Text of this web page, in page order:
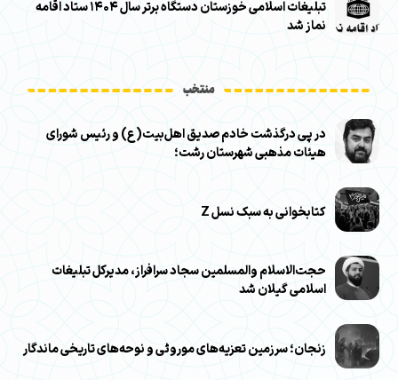
تبلیغات اسلامی خوزستان دستگاه برتر سال ۱۴۰۴ ستاد اقامه
نماز شد
منتخب
در پی درگذشت خادم صدیق اهل‌بیت(ع) و رئیس شورای
هیئات مذهبی شهرستان رشت؛
کتابخوانی به سبک نسل Z
حجت‌الاسلام والمسلمین سجاد سرافراز، مدیرکل تبلیغات
اسلامی گیلان شد
زنجان؛ سرزمین تعزیه‌های موروثی و نوحه‌های تاریخی ماندگار